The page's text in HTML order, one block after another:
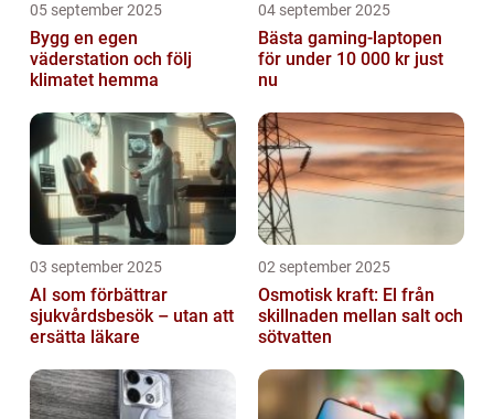
05 september 2025
Bygg en egen
väderstation och följ
klimatet hemma
04 september 2025
Bästa gaming-laptopen
för under 10 000 kr just
nu
03 september 2025
AI som förbättrar
sjukvårdsbesök – utan att
ersätta läkare
02 september 2025
Osmotisk kraft: El från
skillnaden mellan salt och
sötvatten